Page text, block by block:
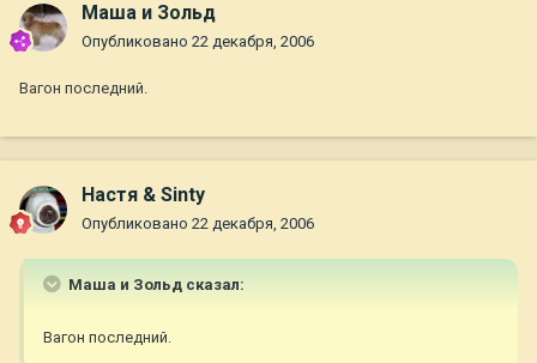
Маша и Зольд
Опубликовано 22 декабря, 2006
Вагон последний.
Настя & Sinty
Опубликовано 22 декабря, 2006
Маша и Зольд сказал:
Вагон последний.